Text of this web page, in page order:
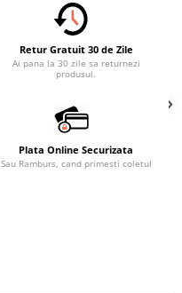
Retur Gratuit 30 de Zile
Ai pana la 30 zile sa returnezi
produsul.
Plata Online Securizata
Sau Ramburs, cand primesti coletul